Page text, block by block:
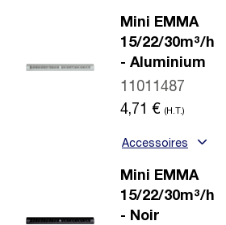
Mini EMMA
15/22/30m³/h
- Aluminium
11011487
4,71 € (H.T.)
Accessoires
Mini EMMA
15/22/30m³/h
- Noir